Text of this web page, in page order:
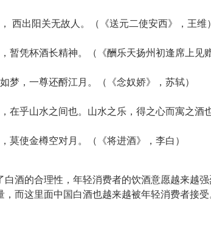
西出阳关无故人。（《送元二使安西》，王维）
暂凭杯酒长精神。（《酬乐天扬州初逢席上见
梦，一尊还酹江月。（《念奴娇》，苏轼）
在乎山水之间也。山水之乐，得之心而寓之酒
莫使金樽空对月。（《将进酒》，李白）
白酒的合理性，年轻消费者的饮酒意愿越来越
而这里面中国白酒也越来越被年轻消费者接受